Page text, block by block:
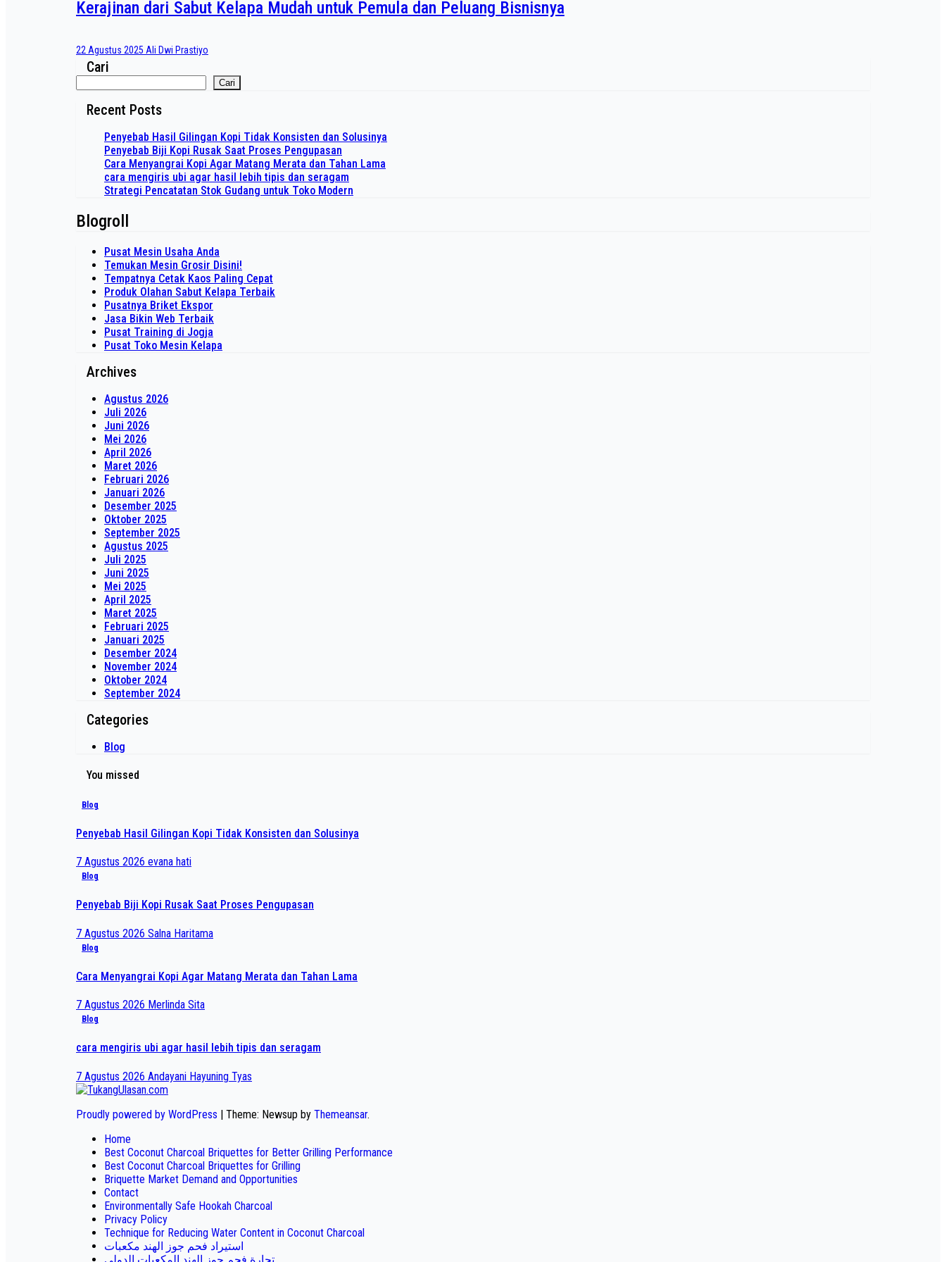
Kerajinan dari Sabut Kelapa Mudah untuk Pemula dan Peluang Bisnisnya
22 Agustus 2025 Ali Dwi Prastiyo
Cari
Cari
Recent Posts
Penyebab Hasil Gilingan Kopi Tidak Konsisten dan Solusinya
Penyebab Biji Kopi Rusak Saat Proses Pengupasan
Cara Menyangrai Kopi Agar Matang Merata dan Tahan Lama
cara mengiris ubi agar hasil lebih tipis dan seragam
Strategi Pencatatan Stok Gudang untuk Toko Modern
Blogroll
Pusat Mesin Usaha Anda
Temukan Mesin Grosir Disini!
Tempatnya Cetak Kaos Paling Cepat
Produk Olahan Sabut Kelapa Terbaik
Pusatnya Briket Ekspor
Jasa Bikin Web Terbaik
Pusat Training di Jogja
Pusat Toko Mesin Kelapa
Archives
Agustus 2026
Juli 2026
Juni 2026
Mei 2026
April 2026
Maret 2026
Februari 2026
Januari 2026
Desember 2025
Oktober 2025
September 2025
Agustus 2025
Juli 2025
Juni 2025
Mei 2025
April 2025
Maret 2025
Februari 2025
Januari 2025
Desember 2024
November 2024
Oktober 2024
September 2024
Categories
Blog
You missed
Blog
Penyebab Hasil Gilingan Kopi Tidak Konsisten dan Solusinya
7 Agustus 2026 evana hati
Blog
Penyebab Biji Kopi Rusak Saat Proses Pengupasan
7 Agustus 2026 Salna Haritama
Blog
Cara Menyangrai Kopi Agar Matang Merata dan Tahan Lama
7 Agustus 2026 Merlinda Sita
Blog
cara mengiris ubi agar hasil lebih tipis dan seragam
7 Agustus 2026 Andayani Hayuning Tyas
Proudly powered by WordPress | Theme: Newsup by Themeansar.
Home
Best Coconut Charcoal Briquettes for Better Grilling Performance
Best Coconut Charcoal Briquettes for Grilling
Briquette Market Demand and Opportunities
Contact
Environmentally Safe Hookah Charcoal
Privacy Policy
Technique for Reducing Water Content in Coconut Charcoal
استيراد فحم جوز الهند مكعبات